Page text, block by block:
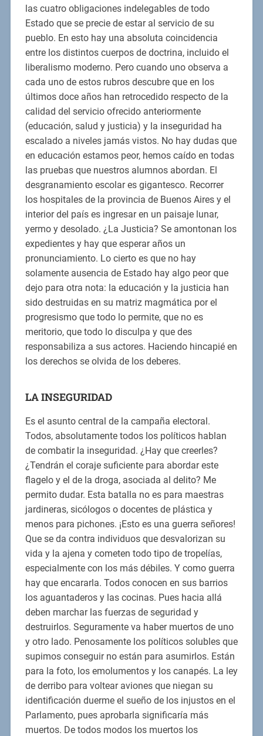
las cuatro obligaciones indelegables de todo
Estado que se precie de estar al servicio de su
pueblo. En esto hay una absoluta coincidencia
entre los distintos cuerpos de doctrina, incluido el
liberalismo moderno. Pero cuando uno observa a
cada uno de estos rubros descubre que en los
últimos doce años han retrocedido respecto de la
calidad del servicio ofrecido anteriormente
(educación, salud y justicia) y la inseguridad ha
escalado a niveles jamás vistos. No hay dudas que
en educación estamos peor, hemos caído en todas
las pruebas que nuestros alumnos abordan. El
desgranamiento escolar es gigantesco. Recorrer
los hospitales de la provincia de Buenos Aires y el
interior del país es ingresar en un paisaje lunar,
yermo y desolado. ¿La Justicia? Se amontonan los
expedientes y hay que esperar años un
pronunciamiento. Lo cierto es que no hay
solamente ausencia de Estado hay algo peor que
dejo para otra nota: la educación y la justicia han
sido destruidas en su matriz magmática por el
progresismo que todo lo permite, que no es
meritorio, que todo lo disculpa y que des
responsabiliza a sus actores. Haciendo hincapié en
los derechos se olvida de los deberes.
LA INSEGURIDAD
Es el asunto central de la campaña electoral.
Todos, absolutamente todos los políticos hablan
de combatir la inseguridad. ¿Hay que creerles?
¿Tendrán el coraje suficiente para abordar este
flagelo y el de la droga, asociada al delito? Me
permito dudar. Esta batalla no es para maestras
jardineras, sicólogos o docentes de plástica y
menos para pichones. ¡Esto es una guerra señores!
Que se da contra individuos que desvalorizan su
vida y la ajena y cometen todo tipo de tropelías,
especialmente con los más débiles. Y como guerra
hay que encararla. Todos conocen en sus barrios
los aguantaderos y las cocinas. Pues hacia allá
deben marchar las fuerzas de seguridad y
destruirlos. Seguramente va haber muertos de uno
y otro lado. Penosamente los políticos solubles que
supimos conseguir no están para asumirlos. Están
para la foto, los emolumentos y los canapés. La ley
de derribo para voltear aviones que niegan su
identificación duerme el sueño de los injustos en el
Parlamento, pues aprobarla significaría más
muertos. De todos modos los muertos los